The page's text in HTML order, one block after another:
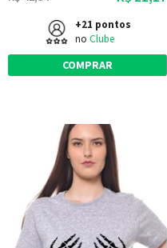
+21 pontos
no Clube
COMPRAR